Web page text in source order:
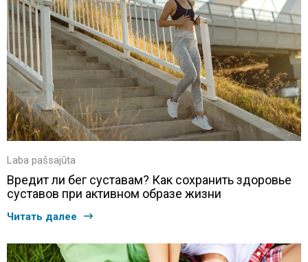
Laba pašsajūta
Вредит ли бег суставам? Как сохранить здоровье
суставов при активном образе жизни
Читать далее